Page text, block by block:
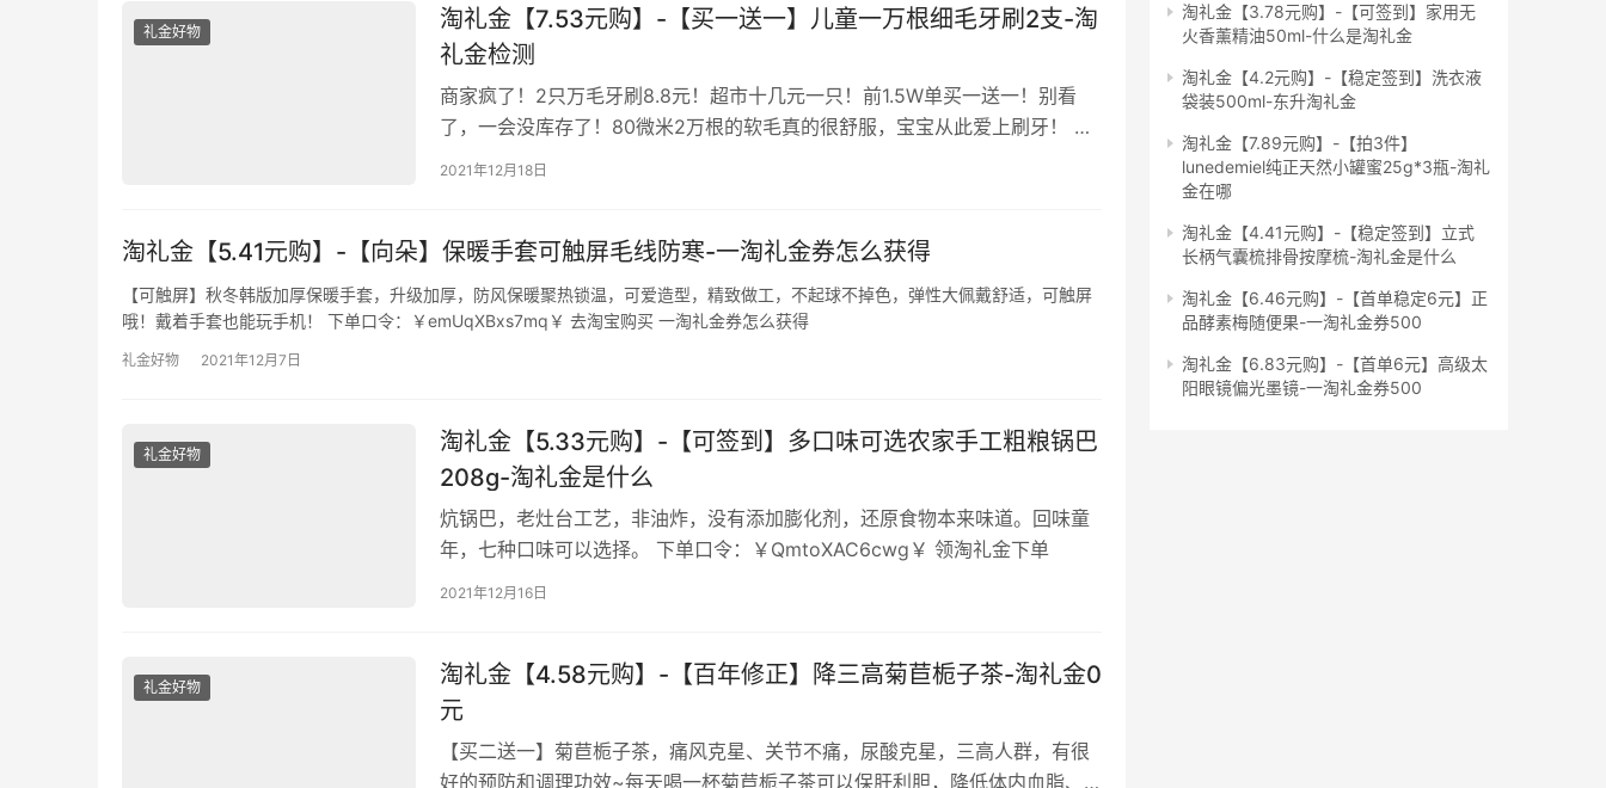
礼金好物
淘礼金【7.53元购】-【买一送一】儿童一万根细毛牙刷2支-淘
礼金检测
商家疯了！2只万毛牙刷8.8元！超市十几元一只！前1.5W单买一送一！别看
了，一会没库存了！80微米2万根的软毛真的很舒服，宝宝从此爱上刷牙！ 下
单口令：￥6WjQ2agdW9v￥ 领淘礼金下单
2021年12月18日
淘礼金【5.41元购】-【向朵】保暖手套可触屏毛线防寒-一淘礼金券怎么获得
【可触屏】秋冬韩版加厚保暖手套，升级加厚，防风保暖聚热锁温，可爱造型，精致做工，不起球不掉色，弹性大佩戴舒适，可触屏
哦！戴着手套也能玩手机！ 下单口令：￥emUqXBxs7mq￥ 去淘宝购买 一淘礼金券怎么获得
礼金好物 2021年12月7日
礼金好物
淘礼金【5.33元购】-【可签到】多口味可选农家手工粗粮锅巴
208g-淘礼金是什么
炕锅巴，老灶台工艺，非油炸，没有添加膨化剂，还原食物本来味道。回味童
年，七种口味可以选择。 下单口令：￥QmtoXAC6cwg￥ 领淘礼金下单
2021年12月16日
礼金好物
淘礼金【4.58元购】-【百年修正】降三高菊苣栀子茶-淘礼金0
元
【买二送一】菊苣栀子茶，痛风克星、关节不痛，尿酸克星，三高人群，有很
好的预防和调理功效~每天喝一杯菊苣栀子茶可以保肝利胆，降低体内血脂、
淘礼金【3.78元购】-【可签到】家用无
火香薰精油50ml-什么是淘礼金
淘礼金【4.2元购】-【稳定签到】洗衣液
袋装500ml-东升淘礼金
淘礼金【7.89元购】-【拍3件】
lunedemiel纯正天然小罐蜜25g*3瓶-淘礼
金在哪
淘礼金【4.41元购】-【稳定签到】立式
长柄气囊梳排骨按摩梳-淘礼金是什么
淘礼金【6.46元购】-【首单稳定6元】正
品酵素梅随便果-一淘礼金券500
淘礼金【6.83元购】-【首单6元】高级太
阳眼镜偏光墨镜-一淘礼金券500